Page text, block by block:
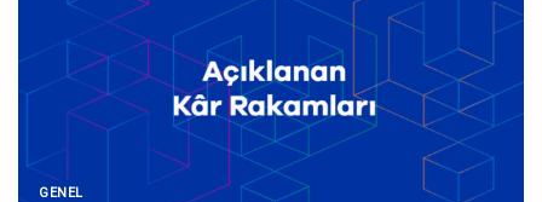
GENEL